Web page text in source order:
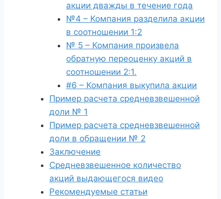
акции дважды в течение года
№4 – Компания разделила акции
в соотношении 1:2
№ 5 – Компания произвела
обратную переоценку акций в
соотношении 2:1.
#6 – Компания выкупила акции
Пример расчета средневзвешенной
доли № 1
Пример расчета средневзвешенной
доли в обращении № 2
Заключение
Средневзвешенное количество
акций выдающегося видео
Рекомендуемые статьи